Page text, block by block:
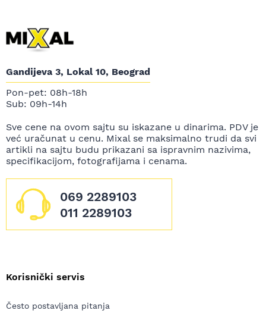
Gandijeva 3, Lokal 10, Beograd
Pon-pet: 08h-18h
Sub: 09h-14h
Sve cene na ovom sajtu su iskazane u dinarima. PDV je
već uračunat u cenu. Mixal se maksimalno trudi da svi
artikli na sajtu budu prikazani sa ispravnim nazivima,
specifikacijom, fotografijama i cenama.
069 2289103
011 2289103
Korisnički servis
Često postavljana pitanja